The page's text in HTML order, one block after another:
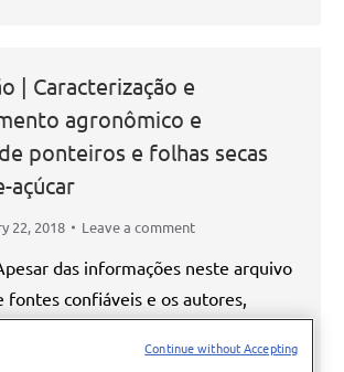
| Caracterização e
agronômico e
ponteiros e folhas secas
açúcar
22, 2018 Leave a comment
das informações neste arquivo
fontes confiáveis e os autores,
para garantir a compilação e
Continue without Accepting